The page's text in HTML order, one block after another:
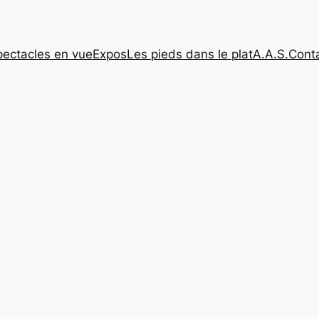
en vueExposLes pieds dans le platA.A.S.